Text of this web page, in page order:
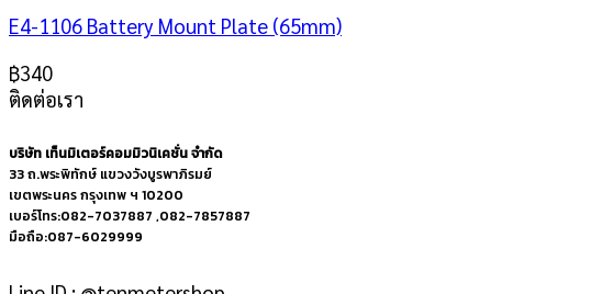
E4-1106 Battery Mount Plate (65mm)
฿340
ติดต่อเรา
บริษัท เท็นมิเตอร์คอมมิวนิเคชั่น จำกัด
33 ถ.พระพิทักษ์ แขวงวังบูรพาภิรมย์
เขตพระนคร กรุงเทพ ฯ 10200
เบอร์โทร:082-7037887 ,082-7857887
มือถือ:087-6029999